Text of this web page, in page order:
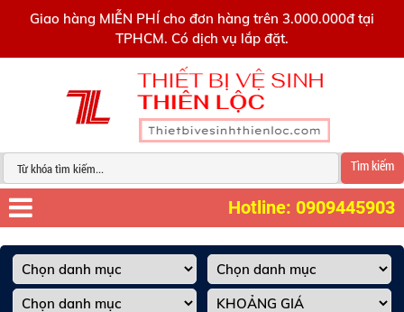
Giao hàng MIỄN PHÍ cho đơn hàng trên 3.000.000đ tại
TPHCM. Có dịch vụ lắp đặt.
Tìm kiếm
Hotline: 0909445903
0909445903